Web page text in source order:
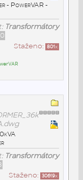
- PowerVAR -
Transformátory
Staženo: 801x
Transformátory
Staženo: 30619x